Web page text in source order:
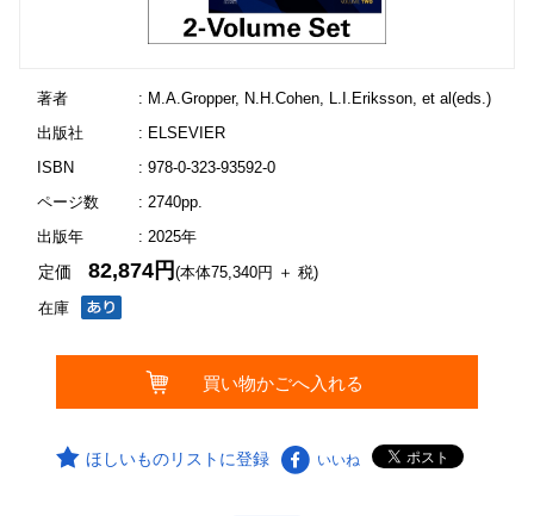
著者
: M.A.Gropper, N.H.Cohen, L.I.Eriksson, et al(eds.)
出版社
: ELSEVIER
ISBN
: 978-0-323-93592-0
ページ数
: 2740pp.
出版年
: 2025年
在庫
定価82,874円(本体75,340円 ＋ 税)
ほしいものリストに登録 いいね